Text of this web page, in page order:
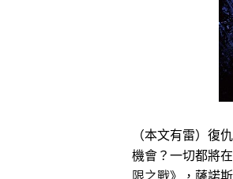
（本文有雷）復
機會？一切都將
限之戰》，薩諾